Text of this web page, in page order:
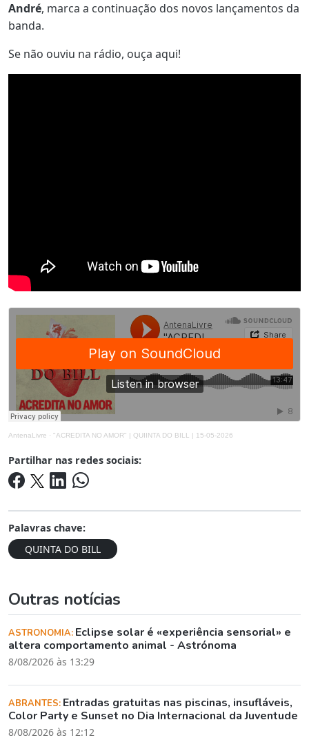
André, marca a continuação dos novos lançamentos da
banda.
Se não ouviu na rádio, ouça aqui!
AntenaLivre · "ACREDITA NO AMOR" | QUIINTA DO BILL | 15-05-2026
Partilhar nas redes sociais:
Palavras chave:
QUINTA DO BILL
Outras notícias
ASTRONOMIA: Eclipse solar é «experiência sensorial» e
altera comportamento animal - Astrónoma
8/08/2026 às 13:29
ABRANTES: Entradas gratuitas nas piscinas, insufláveis,
Color Party e Sunset no Dia Internacional da Juventude
8/08/2026 às 12:12